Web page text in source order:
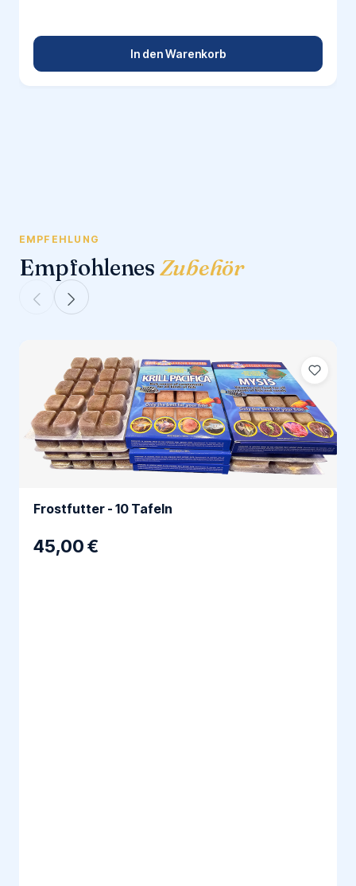
In den Warenkorb
EMPFEHLUNG
Empfohlenes Zubehör
Frostfutter - 10 Tafeln
45,00 €